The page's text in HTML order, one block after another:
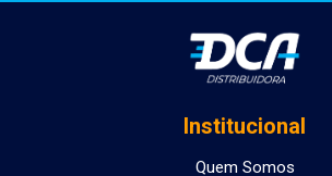
Institucional
Quem Somos